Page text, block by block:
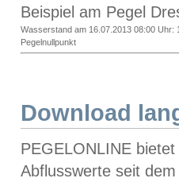
Beispiel am Pegel
Wasserstand am 16.07.2013 08:00 Uhr:
Pegelnullpunkt
Download
PEGELONLINE
Abflusswerte seit